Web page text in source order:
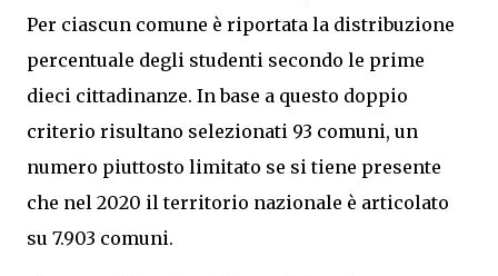
Per ciascun comune è riportata la distribuzione
percentuale degli studenti secondo le prime
dieci cittadinanze. In base a questo doppio
criterio risultano selezionati 93 comuni, un
numero piuttosto limitato se si tiene presente
che nel 2020 il territorio nazionale è articolato
su 7.903 comuni.